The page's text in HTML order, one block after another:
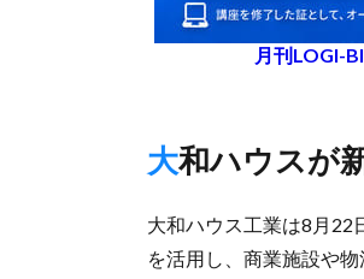
月刊LOGI-
大和ハウス
大和ハウス工業は8月22
を活用し、商業施設や